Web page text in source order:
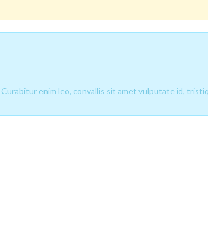
enim leo, convallis sit amet vulputate id,